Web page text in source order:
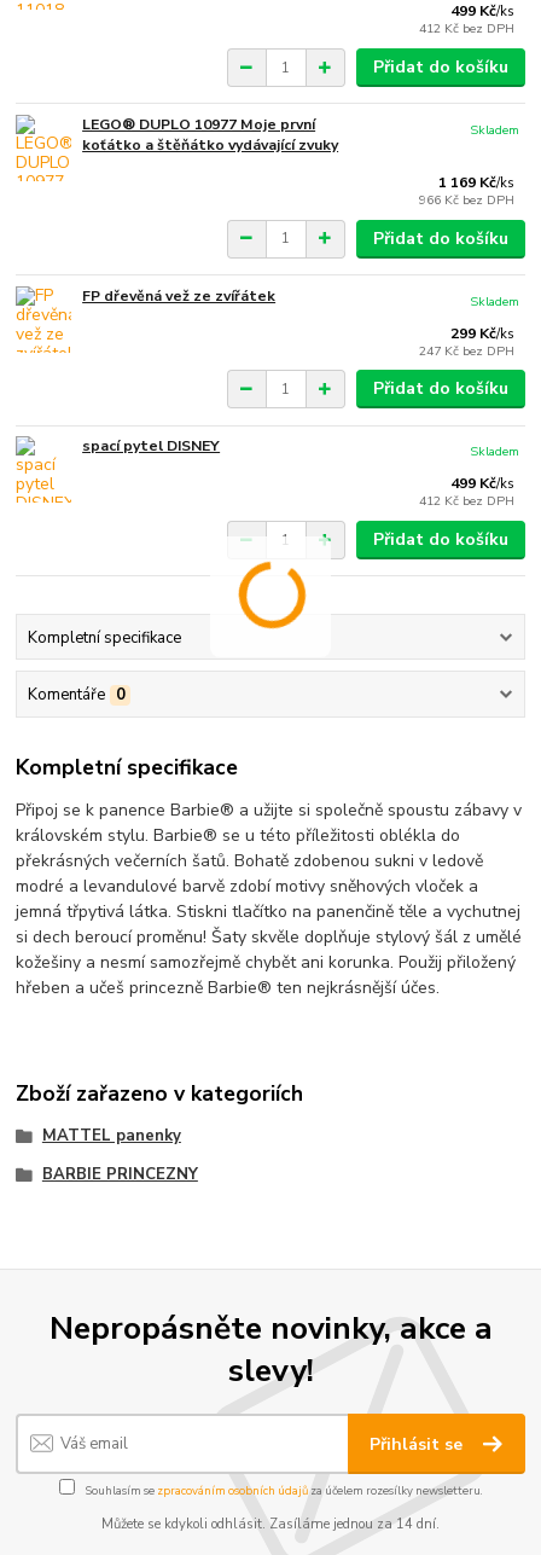
499 Kč/ks
412 Kč bez DPH
Přidat do košíku
LEGO® DUPLO 10977 Moje první
koťátko a štěňátko vydávající zvuky
1 169 Kč/ks
966 Kč bez DPH
Skladem
Přidat do košíku
FP dřevěná vež ze zvířátek
299 Kč/ks
247 Kč bez DPH
Skladem
Přidat do košíku
spací pytel DISNEY
499 Kč/ks
412 Kč bez DPH
Skladem
Přidat do košíku
Kompletní specifikace
Komentáře 0
Kompletní specifikace
Připoj se k panence Barbie® a užijte si společně spoustu zábavy v
královském stylu. Barbie® se u této příležitosti oblékla do
překrásných večerních šatů. Bohatě zdobenou sukni v ledově
modré a levandulové barvě zdobí motivy sněhových vloček a
jemná třpytivá látka. Stiskni tlačítko na panenčině těle a vychutnej
si dech beroucí proměnu! Šaty skvěle doplňuje stylový šál z umělé
kožešiny a nesmí samozřejmě chybět ani korunka. Použij přiložený
hřeben a učeš princezně Barbie® ten nejkrásnější účes.
Zboží zařazeno v kategoriích
MATTEL panenky
BARBIE PRINCEZNY
Nepropásněte novinky, akce a
slevy!
Přihlásit se
Souhlasím se zpracováním osobních údajůza účelem rozesílky newsletteru.
Můžete se kdykoli odhlásit. Zasíláme jednou za 14 dní.